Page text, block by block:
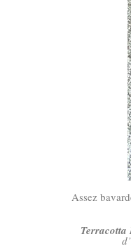
Assez
Terracotta